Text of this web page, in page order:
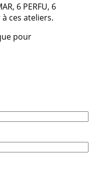
6 PERFU, 6
ces ateliers.
pour